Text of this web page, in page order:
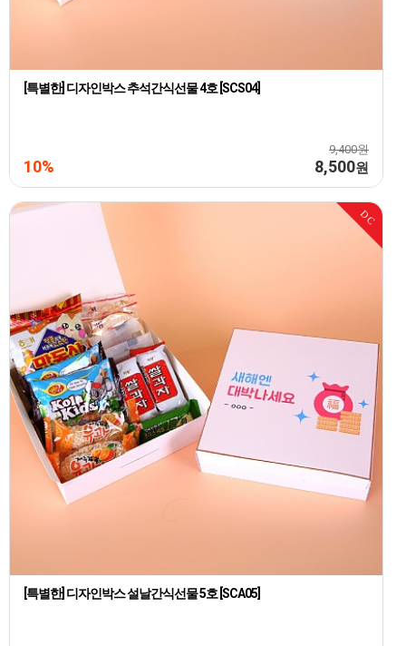
[특별한] 디자인박스 추석간식선물 4호 [SCS04]
9,400원
10% 8,500원
DC
[특별한] 디자인박스 설날간식선물 5호 [SCA05]